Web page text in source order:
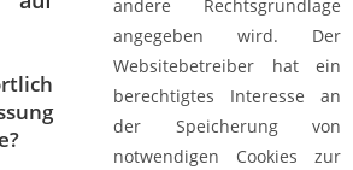
andere Rechtsgrundlage
angegeben wird. Der
Websitebetreiber hat ein
berechtigtes Interesse an
der Speicherung von
notwendigen Cookies zur